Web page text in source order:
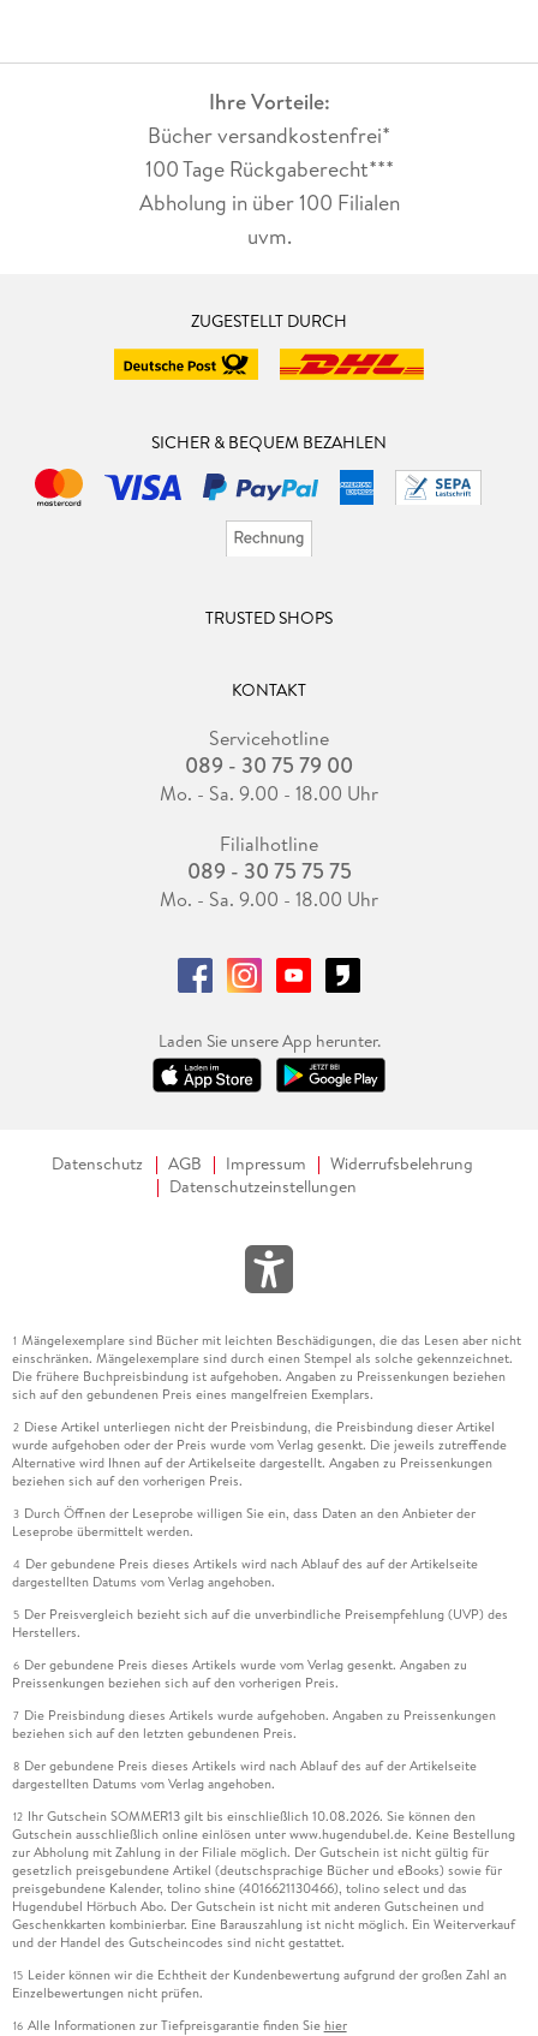
Ihre Vorteile:
Bücher versandkostenfrei*
100 Tage Rückgaberecht***
Abholung in über 100 Filialen
uvm.
ZUGESTELLT DURCH
SICHER & BEQUEM BEZAHLEN
TRUSTED SHOPS
KONTAKT
Servicehotline
089 - 30 75 79 00
Mo. - Sa. 9.00 - 18.00 Uhr
Filialhotline
089 - 30 75 75 75
Mo. - Sa. 9.00 - 18.00 Uhr
Laden Sie unsere App herunter.
Datenschutz AGB Impressum
Widerrufsbelehrung
Datenschutzeinstellungen
1 Mängelexemplare sind Bücher mit leichten Beschädigungen, die das Lesen aber nicht
einschränken. Mängelexemplare sind durch einen Stempel als solche gekennzeichnet.
Die frühere Buchpreisbindung ist aufgehoben. Angaben zu Preissenkungen beziehen
sich auf den gebundenen Preis eines mangelfreien Exemplars.
2 Diese Artikel unterliegen nicht der Preisbindung, die Preisbindung dieser Artikel
wurde aufgehoben oder der Preis wurde vom Verlag gesenkt. Die jeweils zutreffende
Alternative wird Ihnen auf der Artikelseite dargestellt. Angaben zu Preissenkungen
beziehen sich auf den vorherigen Preis.
3 Durch Öffnen der Leseprobe willigen Sie ein, dass Daten an den Anbieter der
Leseprobe übermittelt werden.
4 Der gebundene Preis dieses Artikels wird nach Ablauf des auf der Artikelseite
dargestellten Datums vom Verlag angehoben.
5 Der Preisvergleich bezieht sich auf die unverbindliche Preisempfehlung (UVP) des
Herstellers.
6 Der gebundene Preis dieses Artikels wurde vom Verlag gesenkt. Angaben zu
Preissenkungen beziehen sich auf den vorherigen Preis.
7 Die Preisbindung dieses Artikels wurde aufgehoben. Angaben zu Preissenkungen
beziehen sich auf den letzten gebundenen Preis.
8 Der gebundene Preis dieses Artikels wird nach Ablauf des auf der Artikelseite
dargestellten Datums vom Verlag angehoben.
12 Ihr Gutschein SOMMER13 gilt bis einschließlich 10.08.2026. Sie können den
Gutschein ausschließlich online einlösen unter www.hugendubel.de. Keine Bestellung
zur Abholung mit Zahlung in der Filiale möglich. Der Gutschein ist nicht gültig für
gesetzlich preisgebundene Artikel (deutschsprachige Bücher und eBooks) sowie für
preisgebundene Kalender, tolino shine (4016621130466), tolino select und das
Hugendubel Hörbuch Abo. Der Gutschein ist nicht mit anderen Gutscheinen und
Geschenkkarten kombinierbar. Eine Barauszahlung ist nicht möglich. Ein Weiterverkauf
und der Handel des Gutscheincodes sind nicht gestattet.
15 Leider können wir die Echtheit der Kundenbewertung aufgrund der großen Zahl an
Einzelbewertungen nicht prüfen.
16 Alle Informationen zur Tiefpreisgarantie finden Sie hier